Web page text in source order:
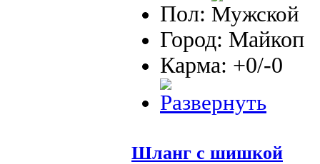
Пол:
Город: Майкоп
Карма: +0/-0
Шланг с шишкой